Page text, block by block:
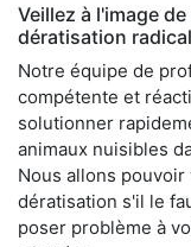
Veillez à l'image
dératisation
Notre équipe de
compétente et
solutionner
animaux nuisibles
Nous allons
dératisation s'il le
poser problème à